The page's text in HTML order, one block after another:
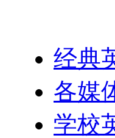
经典
各媒
学校